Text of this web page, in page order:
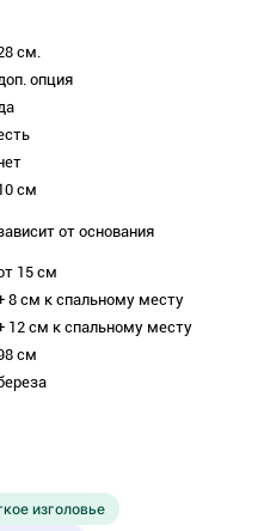
см.
опция
см
от основания
15 см
8 см к спальному месту
12 см к спальному месту
см
изголовье